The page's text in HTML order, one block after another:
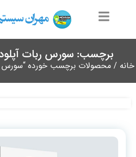
برچسب: سورس ربات
خانه / محصولات برچسب خورده “سورس